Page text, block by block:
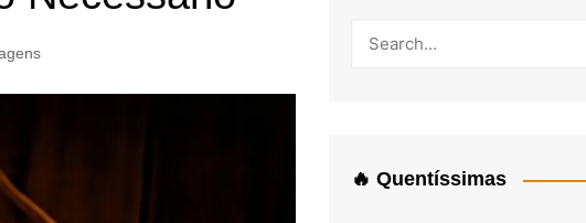
🔥 Quentíssimas